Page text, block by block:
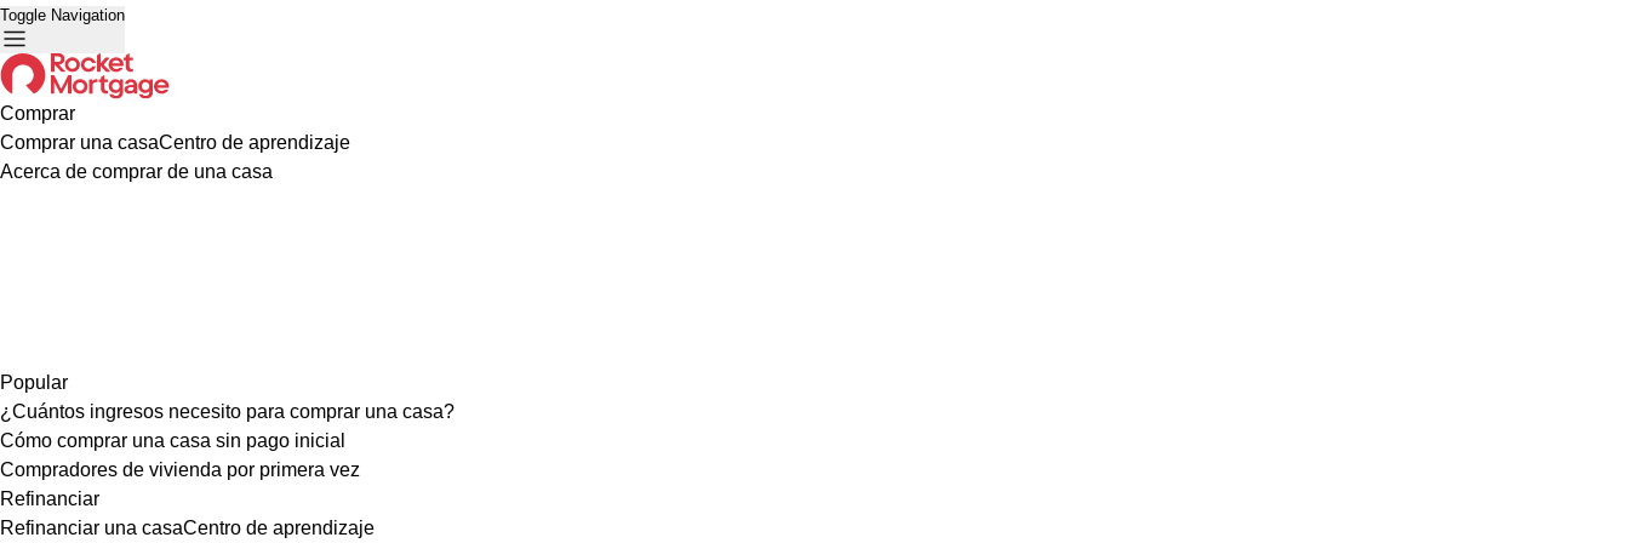
Toggle Navigation
Comprar
Comprar una casaCentro de aprendizaje
Acerca de comprar de una casa
Popular
¿Cuántos ingresos necesito para comprar una casa?
Cómo comprar una casa sin pago inicial
Compradores de vivienda por primera vez
Refinanciar
Refinanciar una casaCentro de aprendizaje